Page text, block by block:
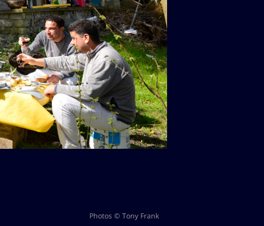
Photos © Tony Frank